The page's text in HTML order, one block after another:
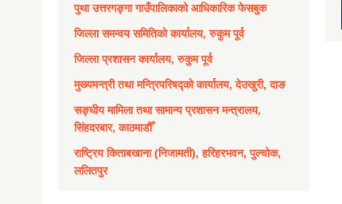
पुथा उत्तरगङ्गा गाउँपालिकाको आधिकारिक फेसबुक
जिल्ला समन्वय समितिको कार्यालय, रुकुम पूर्व
जिल्ला प्रशासन कार्यालय, रुकुम पूर्व
मुख्यमन्त्री तथा मन्त्रिपरिषद्को कार्यालय, देउखुरी, दाङ
सङ्घीय मामिला तथा सामान्य प्रशासन मन्त्रालय,
सिंहदरबार, काठमाडौँ
राष्ट्रिय किताबखाना (निजामती), हरिहरभवन, पुल्चोक,
ललितपुर